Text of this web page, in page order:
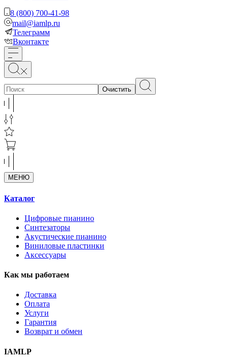
8 (800) 700-41-98
mail@iamlp.ru
Телеграмм
Вконтакте
Очистить
МЕНЮ
Каталог
Цифровые пианино
Синтезаторы
Акустические пианино
Виниловые пластинки
Аксессуары
Как мы работаем
Доставка
Оплата
Услуги
Гарантия
Возврат и обмен
IAMLP